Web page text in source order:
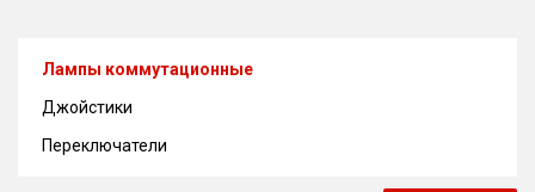
Лампы коммутационные
Джойстики
Переключатели